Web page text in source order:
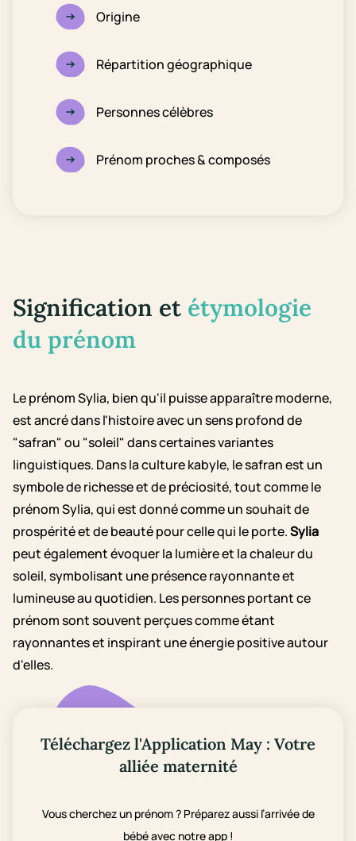
Origine
Répartition géographique
Personnes célèbres
Prénom proches & composés
Signification et étymologie
du prénom
Le prénom Sylia, bien qu'il puisse apparaître moderne,
est ancré dans l'histoire avec un sens profond de
"safran" ou "soleil" dans certaines variantes
linguistiques. Dans la culture kabyle, le safran est un
symbole de richesse et de préciosité, tout comme le
prénom Sylia, qui est donné comme un souhait de
prospérité et de beauté pour celle qui le porte.Sylia
peut également évoquer la lumière et la chaleur du
soleil, symbolisant une présence rayonnante et
lumineuse au quotidien. Les personnes portant ce
prénom sont souvent perçues comme étant
rayonnantes et inspirant une énergie positive autour
d'elles.
Téléchargez l'Application May : Votre
alliée maternité
Vous cherchez un prénom ? Préparez aussi l’arrivée de
bébé avec notre app !